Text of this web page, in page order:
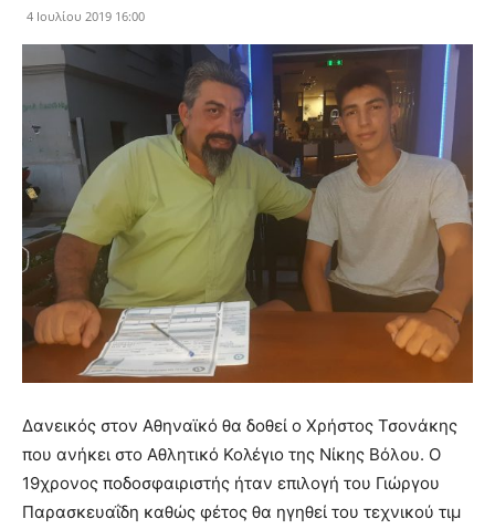
4 Ιουλίου 2019 16:00
Δανεικός στον Αθηναϊκό θα δοθεί ο Χρήστος Τσονάκης
που ανήκει στο Αθλητικό Κολέγιο της Νίκης Βόλου. Ο
19χρονος ποδοσφαιριστής ήταν επιλογή του Γιώργου
Παρασκευαΐδη καθώς φέτος θα ηγηθεί του τεχνικού τιμ